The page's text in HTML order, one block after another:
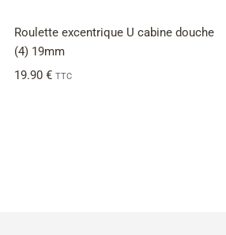
Roulette excentrique U cabine douche
(4) 19mm
19.90 € TTC